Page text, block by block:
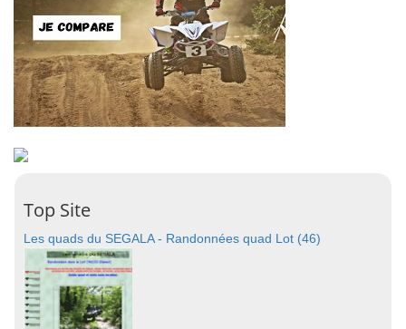
Top Site
Les quads du SEGALA - Randonnées quad Lot (46)